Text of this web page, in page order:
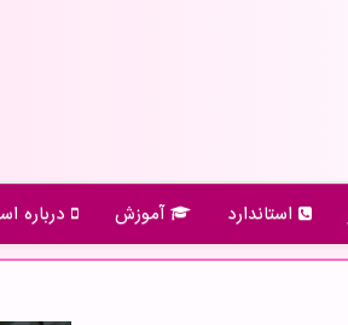
استاندارد آموزش درباره